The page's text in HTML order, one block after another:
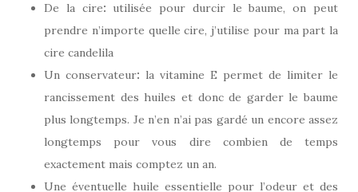
De la cire: utilisée pour durcir le baume, on peut
prendre n’importe quelle cire, j’utilise pour ma part la
cire candelila
Un conservateur: la vitamine E permet de limiter le
rancissement des huiles et donc de garder le baume
plus longtemps. Je n’en n’ai pas gardé un encore assez
longtemps pour vous dire combien de temps
exactement mais comptez un an.
Une éventuelle huile essentielle pour l’odeur et des